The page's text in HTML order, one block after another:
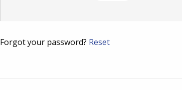
Forgot your password? Reset